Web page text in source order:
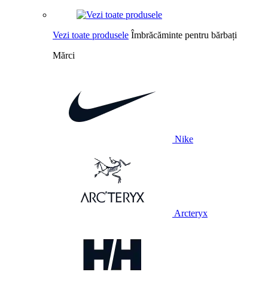
Vezi toate produsele Îmbrăcăminte pentru bărbați
Mărci
Nike
Arcteryx